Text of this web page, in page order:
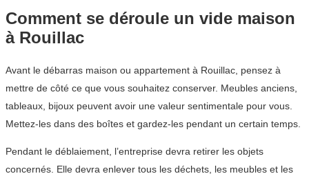
Comment se déroule un vide maison
à Rouillac
Avant le débarras maison ou appartement à Rouillac, pensez à
mettre de côté ce que vous souhaitez conserver. Meubles anciens,
tableaux, bijoux peuvent avoir une valeur sentimentale pour vous.
Mettez-les dans des boîtes et gardez-les pendant un certain temps.
Pendant le déblaiement, l’entreprise devra retirer les objets
concernés. Elle devra enlever tous les déchets, les meubles et les